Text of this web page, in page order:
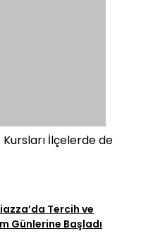
Kursları İlçelerde de
Tercih ve
Günlerine Başladı